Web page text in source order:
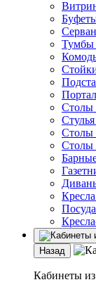
Тумбы
Столы
Столы
Столы
Назад
Кабинеты из